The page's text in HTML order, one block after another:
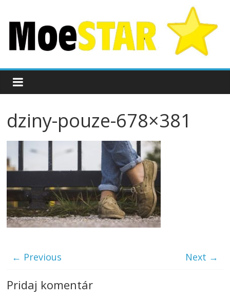
dziny-pouze-678×381
← Previous Next →
Pridaj komentár